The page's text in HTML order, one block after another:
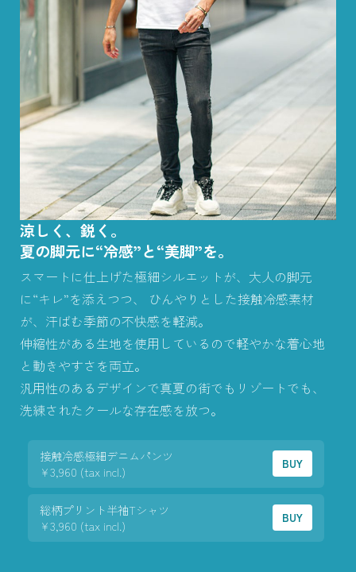
涼しく、鋭く。
夏の脚元に“冷感”と“美脚”を。
スマートに仕上げた極細シルエットが、大人の脚元
に“キレ”を添えつつ、 ひんやりとした接触冷感素材
が、汗ばむ季節の不快感を軽減。
伸縮性がある生地を使用しているので軽やかな着心地
と動きやすさを両立。
汎用性のあるデザインで真夏の街でもリゾートでも、
洗練されたクールな存在感を放つ。
接触冷感極細デニムパンツ
¥3,960 (tax incl.)
BUY
総柄プリント半袖Tシャツ
¥3,960 (tax incl.)
BUY